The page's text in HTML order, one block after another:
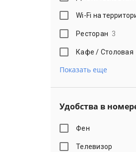
Wi-Fi на
Ресторан 3
Кафе / Столовая
Показать еще
Удобства в
Фен
Телевизор